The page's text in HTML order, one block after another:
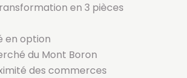
en 3 pièces
en option
du Mont Boron
des commerces